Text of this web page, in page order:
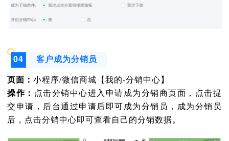
04 客户成为分销员
页面：小程序/微信商城【我的-分销中心】
操作： 点击分销中心进入申请成为分销商页面，点击提
交申请，后台通过申请后即可成为分销员，成为分销员
后，点击分销中心即可查看自己的分销数据。